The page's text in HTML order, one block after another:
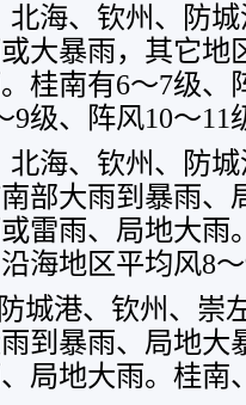
北海、钦州、防
大暴雨，其它地
桂南有6～7级、
9级、阵风10～11
北海、钦州、防
部大雨到暴雨、
雷雨、局地大雨
海地区平均风8
城港、钦州、崇
到暴雨、局地大
局地大雨。桂南